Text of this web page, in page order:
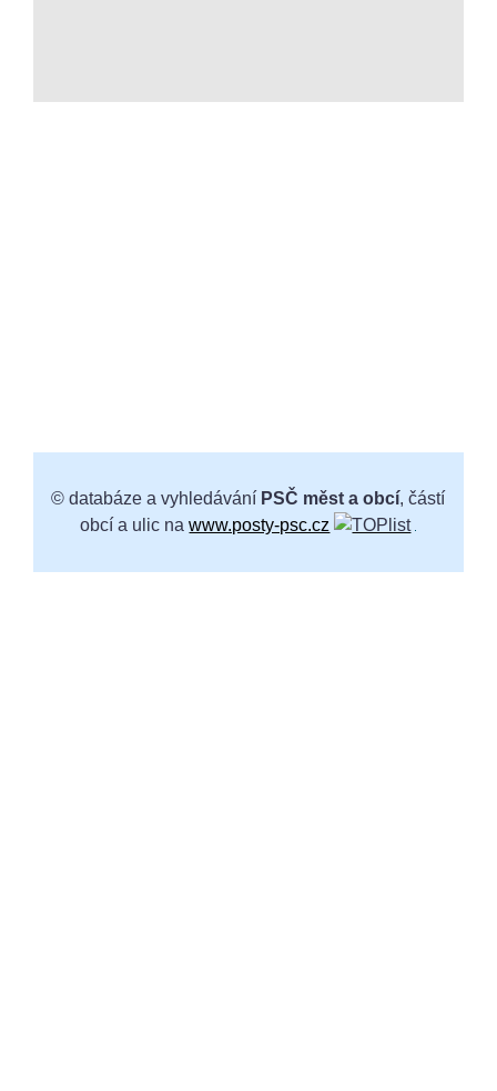
© databáze a vyhledávání PSČ měst a obcí, částí
obcí a ulic nawww.posty-psc.cz